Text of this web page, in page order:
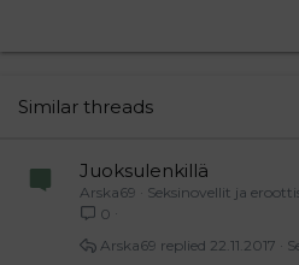
26
Similar threads
Juoksulenkillä
Arska69
Seksinovellit ja
0
22.11.2017
Arska69